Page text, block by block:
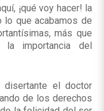
¡qué voy hacer! la
lo que acabamos de
más que
importancia del
disertante el doctor
de los derechos